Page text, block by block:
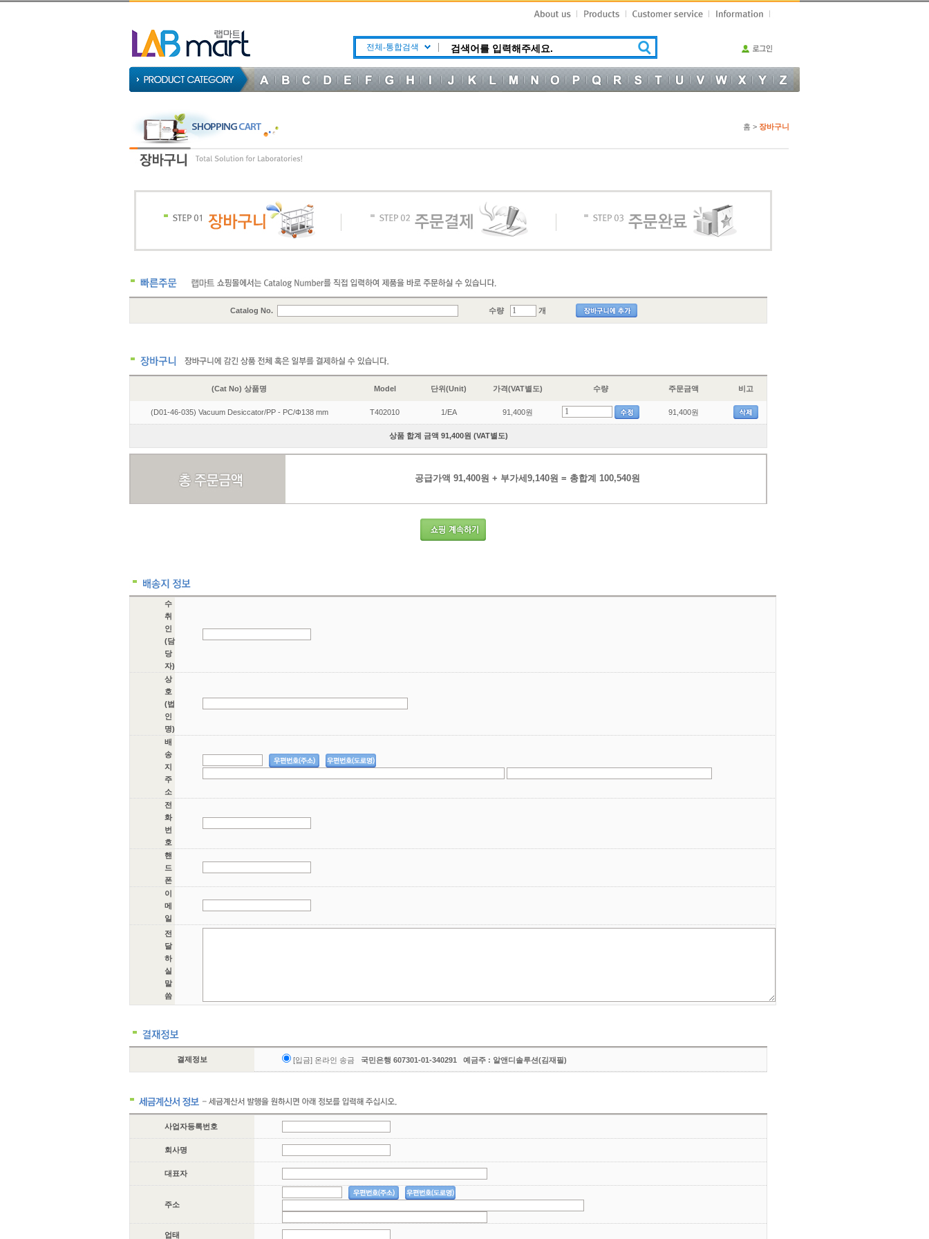
전체-통합검색
홈 > 장바구니
Catalog No. 수량 개
(Cat No) 상품명 Model 단위(Unit) 가격(VAT별도) 수량 주문금액 비고
(D01-46-035) Vacuum Desiccator/PP - PC/Φ138 mm T402010 1/EA 91,400원 91,400원
상품 합계 금액 91,400원 (VAT별도)
공급가액 91,400원 + 부가세9,140원 = 총합계 100,540원
수
취
인
(담
당
자)
상
호
(법
인
명)
배
송
지
주
소
전
화
번
호
핸
드
폰
이
메
일
전
달
하
실
말
씀
결제정보 [입금] 온라인 송금 국민은행 607301-01-340291 예금주 : 알앤디솔루션(김재필)
사업자등록번호
회사명
대표자
주소
업태